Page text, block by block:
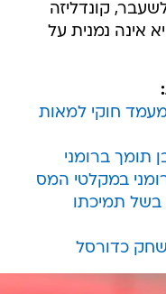
קונדליזה
אינה נמנית על
חוקי למאות
תומך ברומני
במקלטי המס
בשל תמיכתו
כדורסל